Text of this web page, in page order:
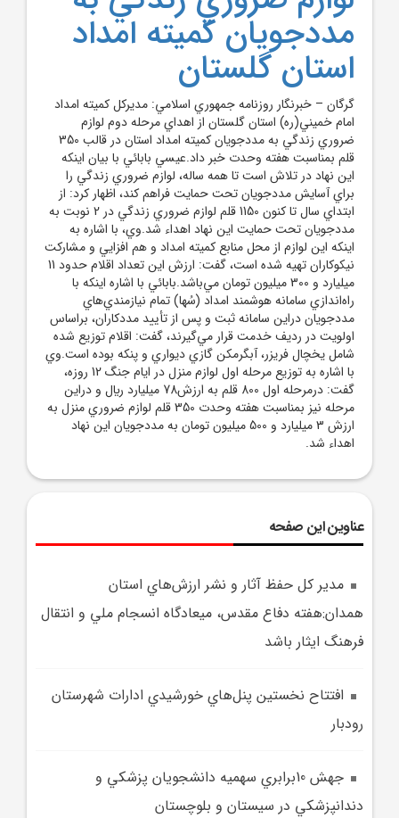
مددجويان کميته امداد
استان گلستان
گرگان – خبرنگار روزنامه جمهوري اسلامي: مديرکل کميته امداد
امام خميني(ره) استان گلستان از اهداي مرحله دوم لوازم
ضروري زندگي به مددجويان کميته امداد استان در قالب 350
قلم بمناسبت هفته وحدت خبر داد.عيسي بابائي با بيان اينکه
اين نهاد در تلاش است تا همه ساله، لوازم ضروري زندگي را
براي آسايش مددجويان تحت حمايت فراهم کند، اظهار کرد: از
ابتداي سال تا کنون 1150 قلم لوازم ضروري زندگي در 2 نوبت به
مددجويان تحت حمايت اين نهاد اهداء شد.وي، با اشاره به
اينکه اين لوازم از محل منابع کميته امداد و هم افزايي و مشارکت
نيکوکاران تهيه شده است، گفت: ارزش اين تعداد اقلام حدود 11
ميليارد و 300 ميليون تومان مي‌باشد.بابائي با اشاره اينکه با
راه‌اندازي سامانه هوشمند امداد (سُها) تمام نيازمندي‌هاي
مددجويان دراين سامانه ثبت و پس از تأييد مددکاران، براساس
اولويت در رديف خدمت قرار مي‌گيرند، گفت: اقلام توزيع شده
شامل يخچال فريزر، آبگرمکن گازي ديواري و پنکه بوده است.وي
با اشاره به توزيع مرحله اول لوازم منزل در ايام جنگ 12 روزه،
گفت: درمرحله اول 800 قلم به ارزش78 ميليارد ريال و دراين
مرحله نيز بمناسبت هفته وحدت 350 قلم لوازم ضروري منزل به
ارزش 3 ميليارد و 500 ميليون تومان به مددجويان اين نهاد
اهداء شد.
عناوین این صفحه
مدير کل حفظ آثار و نشر ارزش‌هاي استان
همدان:هفته دفاع مقدس، ميعادگاه انسجام ملي و انتقال
فرهنگ ايثار باشد
افتتاح نخستين پنل‌هاي خورشيدي ادارات شهرستان
رودبار
جهش 10برابري سهميه دانشجويان پزشکي و
دندانپزشکي در سيستان و بلوچستان